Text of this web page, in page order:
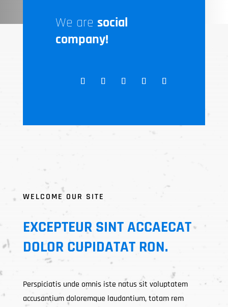
We are social
company!
WELCOME OUR SITE
EXCEPTEUR SINT ACCAECAT
DOLOR CUPIDATAT RON.
Perspiciatis unde omnis iste natus sit voluptatem
accusantium doloremque laudantium, totam rem